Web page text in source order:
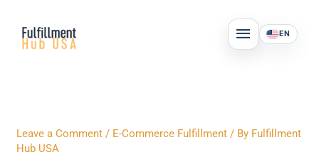
content
MAIN
MENU
EN
Leave a Comment / E-Commerce Fulfillment / By Fulfillment
Hub USA